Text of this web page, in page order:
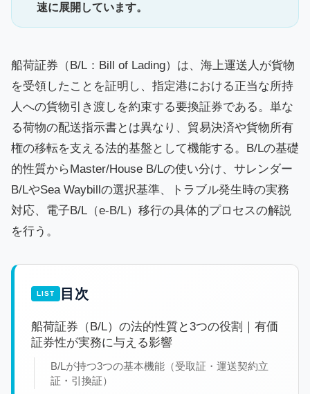
速に展開しています。
船荷証券（B/L：Bill of Lading）は、海上運送人が貨物
を受領したことを証明し、指定港における正当な所持
人への貨物引き渡しを約束する要換証券である。単な
る荷物の配送指示書とは異なり、貿易決済や貨物所有
権の移転を支える法的基盤として機能する。B/Lの基礎
的性質からMaster/House B/Lの使い分け、サレンダー
B/LやSea Waybillの選択基準、トラブル発生時の実務
対応、電子B/L（e-B/L）移行の具体的プロセスの解説
を行う。
目次
船荷証券（B/L）の法的性質と3つの役割｜有価
証券性が実務に与える影響
B/Lが持つ3つの基本機能（受取証・運送契約立
証・引換証）